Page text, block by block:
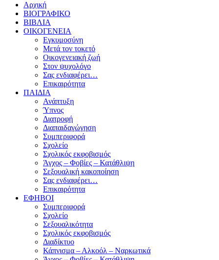
Αρχική
ΒΙΟΓΡΑΦΙΚΟ
ΒΙΒΛΙΑ
ΟΙΚΟΓΕΝΕΙΑ
Εγκυμοσύνη
Μετά τον τοκετό
Οικογενειακή ζωή
Στον ψυχολόγο
Σας ενδιαφέρει…
Επικαιρότητα
ΠΑΙΔΙΑ
Ανάπτυξη
Ύπνος
Διατροφή
Διαπαιδαγώγηση
Συμπεριφορά
Σχολείο
Σχολικός εκφοβισμός
Άγχος – Φοβίες – Κατάθλιψη
Σεξουαλική κακοποίηση
Σας ενδιαφέρει…
Επικαιρότητα
ΕΦΗΒΟΙ
Συμπεριφορά
Σχολείο
Σεξουαλικότητα
Σχολικός εκφοβισμός
Διαδίκτυο
Κάπνισμα – Αλκοόλ – Ναρκωτικά